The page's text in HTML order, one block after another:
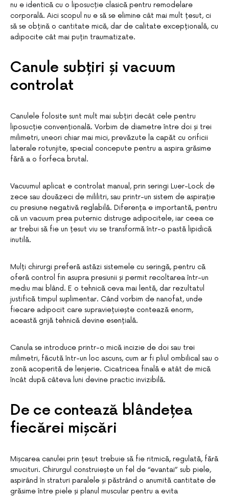
nu e identică cu o liposucție clasică pentru remodelare
corporală. Aici scopul nu e să se elimine cât mai mult țesut, ci
să se obțină o cantitate mică, dar de calitate excepțională, cu
adipocite cât mai puțin traumatizate.
Canule subțiri și vacuum
controlat
Canulele folosite sunt mult mai subțiri decât cele pentru
liposucție convențională. Vorbim de diametre între doi și trei
milimetri, uneori chiar mai mici, prevăzute la capăt cu orificii
laterale rotunjite, special concepute pentru a aspira grăsime
fără a o forfeca brutal.
Vacuumul aplicat e controlat manual, prin seringi Luer-Lock de
zece sau douăzeci de mililitri, sau printr-un sistem de aspirație
cu presiune negativă reglabilă. Diferența e importantă, pentru
că un vacuum prea puternic distruge adipocitele, iar ceea ce
ar trebui să fie un țesut viu se transformă într-o pastă lipidică
inutilă.
Mulți chirurgi preferă astăzi sistemele cu seringă, pentru că
oferă control fin asupra presiunii și permit recoltarea într-un
mediu mai blând. E o tehnică ceva mai lentă, dar rezultatul
justifică timpul suplimentar. Când vorbim de nanofat, unde
fiecare adipocit care supraviețuiește contează enorm,
această grijă tehnică devine esențială.
Canula se introduce printr-o mică incizie de doi sau trei
milimetri, făcută într-un loc ascuns, cum ar fi pliul ombilical sau o
zonă acoperită de lenjerie. Cicatricea finală e atât de mică
încât după câteva luni devine practic invizibilă.
De ce contează blândețea
fiecărei mișcări
Mișcarea canulei prin țesut trebuie să fie ritmică, regulată, fără
smucituri. Chirurgul construiește un fel de “evantai” sub piele,
aspirând în straturi paralele și păstrând o anumită cantitate de
grăsime între piele și planul muscular pentru a evita